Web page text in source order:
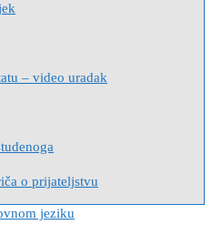
– video uradak
o prijateljstvu
jeziku